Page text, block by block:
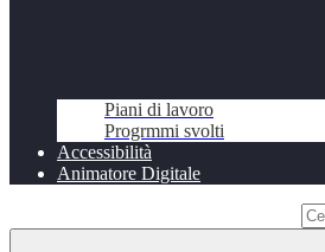
Piani di lavoro
Progrmmi svolti
Accessibilità
Animatore Digitale